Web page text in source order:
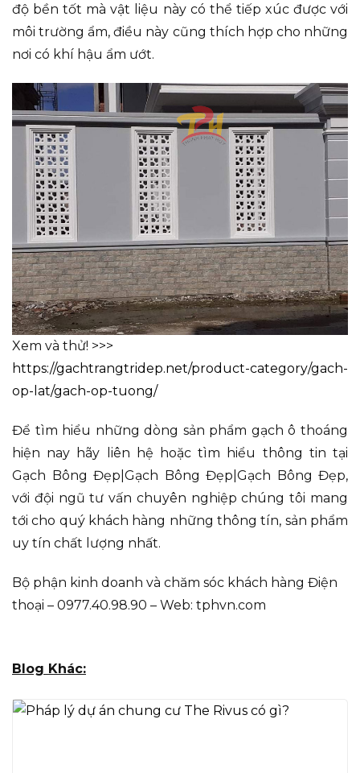
độ bền tốt mà vật liệu này có thể tiếp xúc được với
môi trường ẩm, điều này cũng thích hợp cho những
nơi có khí hậu ẩm ướt.
Xem và thử! >>>
https://gachtrangtridep.net/product-category/gach-
op-lat/gach-op-tuong/
Để tìm hiểu những dòng sản phẩm gạch ô thoáng
hiện nay hãy liên hệ hoặc tìm hiểu thông tin tại
Gạch Bông Đẹp|Gạch Bông Đẹp|Gạch Bông Đẹp,
với đội ngũ tư vấn chuyên nghiệp chúng tôi mang
tới cho quý khách hàng những thông tín, sản phẩm
uy tín chất lượng nhất.
Bộ phận kinh doanh và chăm sóc khách hàng Điện
thoại – 0977.40.98.90 – Web: tphvn.com
Blog Khác: